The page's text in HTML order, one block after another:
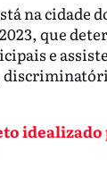
na cidade
que
e